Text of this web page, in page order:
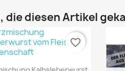
die diesen Artikel
favorite_border